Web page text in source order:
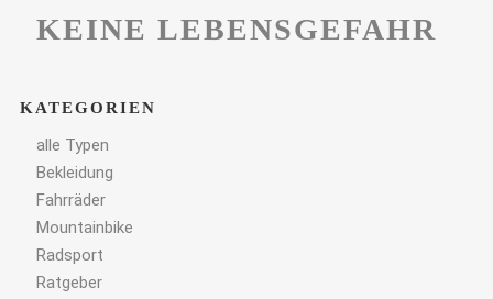
KEINE LEBENSGEFAHR
KATEGORIEN
alle Typen
Bekleidung
Fahrräder
Mountainbike
Radsport
Ratgeber